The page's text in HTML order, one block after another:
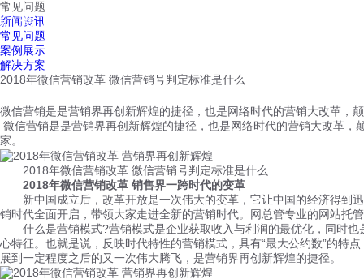
红鹰工作手机
常见问题
新闻资讯
常见问题
案例展示
解决方案
2018年微信营销改革 微信营销号判定标准是什么
微信营销是是营销界再创新辉煌的捷径，也是网络时代的营销大改革，
微信营销是是营销界再创新辉煌的捷径，也是网络时代的营销大改革
家。
2018年微信营销改革 微信营销号判定标准是什么
2018年微信营销改革 销售界一跨时代的变革
新中国成立后，改革开放是一次伟大的变革，它让中国的经济得到
销时代全面开启，带领大家走进全新的营销时代。网总管专业的网站托
什么是营销模式?营销模式是企业获取收入与利润的最优化，同时也
心特征。也就是说，反映时代特性的营销模式，具有“最大公约数”的特
展到一定程度之后的又一次伟大腾飞，是营销界再创新辉煌的捷径。